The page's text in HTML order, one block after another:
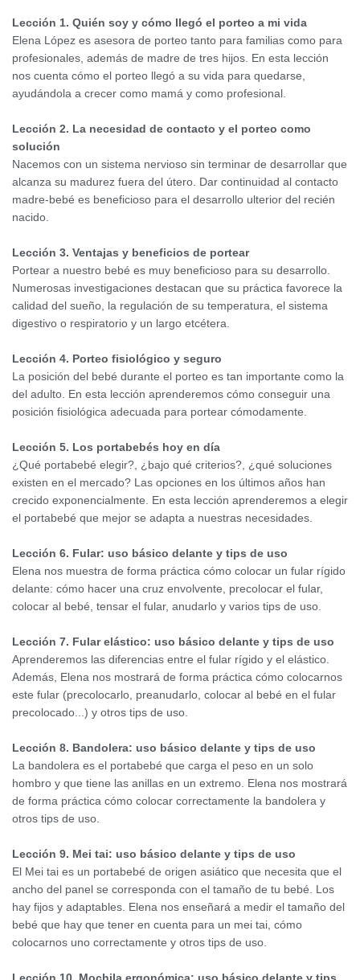
Lección 1. Quién soy y cómo llegó el porteo a mi vida
Elena López es asesora de porteo tanto para familias como para
profesionales, además de madre de tres hijos. En esta lección
nos cuenta cómo el porteo llegó a su vida para quedarse,
ayudándola a crecer como mamá y como profesional.
Lección 2. La necesidad de contacto y el porteo como
solución
Nacemos con un sistema nervioso sin terminar de desarrollar que
alcanza su madurez fuera del útero. Dar continuidad al contacto
madre-bebé es beneficioso para el desarrollo ulterior del recién
nacido.
Lección 3. Ventajas y beneficios de portear
Portear a nuestro bebé es muy beneficioso para su desarrollo.
Numerosas investigaciones destacan que su práctica favorece la
calidad del sueño, la regulación de su temperatura, el sistema
digestivo o respiratorio y un largo etcétera.
Lección 4. Porteo fisiológico y seguro
La posición del bebé durante el porteo es tan importante como la
del adulto. En esta lección aprenderemos cómo conseguir una
posición fisiológica adecuada para portear cómodamente.
Lección 5. Los portabebés hoy en día
¿Qué portabebé elegir?, ¿bajo qué criterios?, ¿qué soluciones
existen en el mercado? Las opciones en los últimos años han
crecido exponencialmente. En esta lección aprenderemos a elegir
el portabebé que mejor se adapta a nuestras necesidades.
Lección 6. Fular: uso básico delante y tips de uso
Elena nos muestra de forma práctica cómo colocar un fular rígido
delante: cómo hacer una cruz envolvente, precolocar el fular,
colocar al bebé, tensar el fular, anudarlo y varios tips de uso.
Lección 7. Fular elástico: uso básico delante y tips de uso
Aprenderemos las diferencias entre el fular rígido y el elástico.
Además, Elena nos mostrará de forma práctica cómo colocarnos
este fular (precolocarlo, preanudarlo, colocar al bebé en el fular
precolocado...) y otros tips de uso.
Lección 8. Bandolera: uso básico delante y tips de uso
La bandolera es el portabebé que carga el peso en un solo
hombro y que tiene las anillas en un extremo. Elena nos mostrará
de forma práctica cómo colocar correctamente la bandolera y
otros tips de uso.
Lección 9. Mei tai: uso básico delante y tips de uso
El Mei tai es un portabebé de origen asiático que necesita que el
ancho del panel se corresponda con el tamaño de tu bebé. Los
hay fijos y adaptables. Elena nos enseñará a medir el tamaño del
bebé que hay que tener en cuenta para un mei tai, cómo
colocarnos uno correctamente y otros tips de uso.